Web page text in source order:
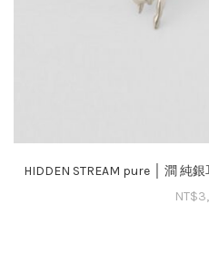
HIDDEN STREAM pure │ 澗 純銀
NT$